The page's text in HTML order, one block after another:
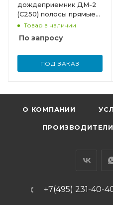
дождеприемник ДМ-2
(С250) полосы прямые
ГОСТ 3634-99
Товар в наличии
По запросу
ПОД ЗАКАЗ
О КОМПАНИИ
ПРОИЗВОДИТЕЛИ
+7(495) 231-40-